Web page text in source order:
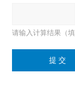
请输入计算结果（